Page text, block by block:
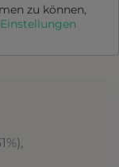
zu können,